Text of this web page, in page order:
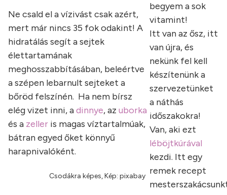
begyem a sok
vitamint!
Itt van az ősz, itt
van újra, és
nekünk fel kell
készítenünk a
szervezetünket
a náthás
időszakokra!
Van, aki ezt
léböjtkúrával
kezdi. Itt egy
remek recept
Ne csald el a vízivást csak azért,
mert már nincs 35 fok odakint! A
hidratálás segít a sejtek
élettartamának
meghosszabbításában, beleértve
a szépen lebarnult sejteket a
bőröd felszínén. Ha nem bírsz
elég vizet inni, adinnye, az uborka
és a zeller is magas víztartalmúak,
bátran egyed őket könnyű
harapnivalóként.
Csodákra képes, Kép: pixabay